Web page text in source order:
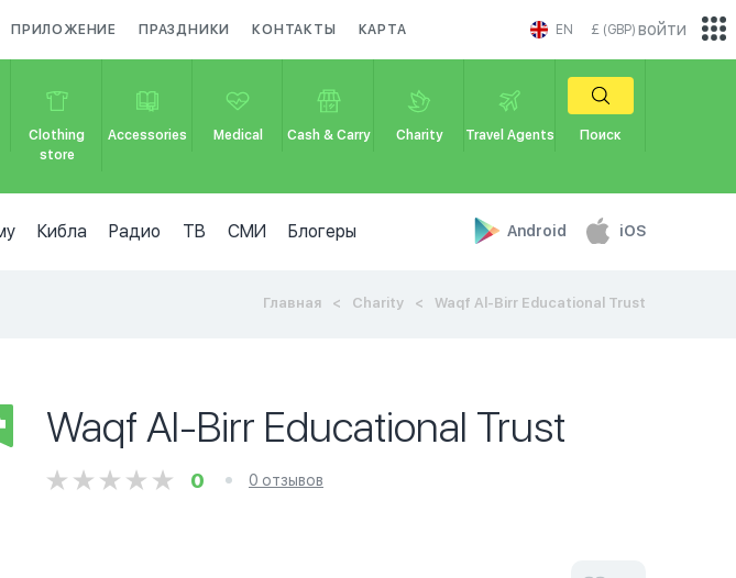
ПРИЛОЖЕНИЕ ПРАЗДНИКИ КОНТАКТЫ КАРТА EN £ (GBP)
Clothing
store
Accessories Medical Cash & Carry Charity Travel Agents Поиск
Кибла Радио ТВ СМИ Блогеры Android iOS
войти
Главная Charity Waqf Al-Birr Educational Trust
Waqf Al-Birr Educational Trust
0 0 отзывов